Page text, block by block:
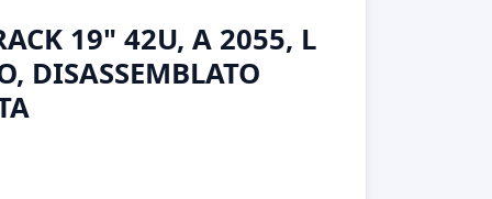
19" 42U, A 2055, L
DISASSEMBLATO